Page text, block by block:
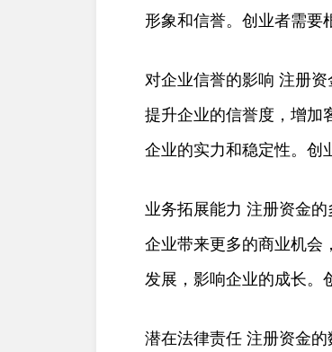
形象和信誉。创业者需要
对企业信誉的影响 注册
提升企业的信誉度，增加
企业的实力和稳定性。创
业务拓展能力 注册资金
企业带来更多的商业机会
发展，影响企业的成长。
潜在法律责任 注册资金